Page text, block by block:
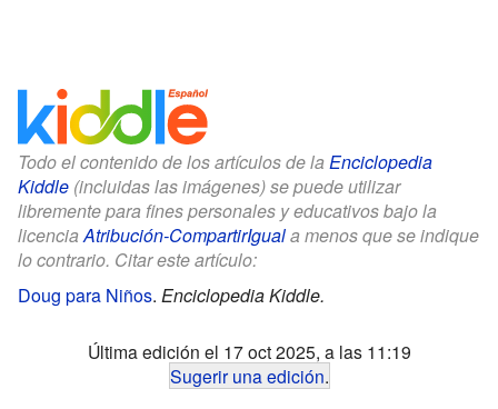
Todo el contenido de los artículos de la Enciclopedia
Kiddle (incluidas las imágenes) se puede utilizar
libremente para fines personales y educativos bajo la
licenciaAtribución-CompartirIguala menos que se indique
lo contrario. Citar este artículo:
Doug para Niños. Enciclopedia Kiddle.
Última edición el 17 oct 2025, a las 11:19
Sugerir una edición.